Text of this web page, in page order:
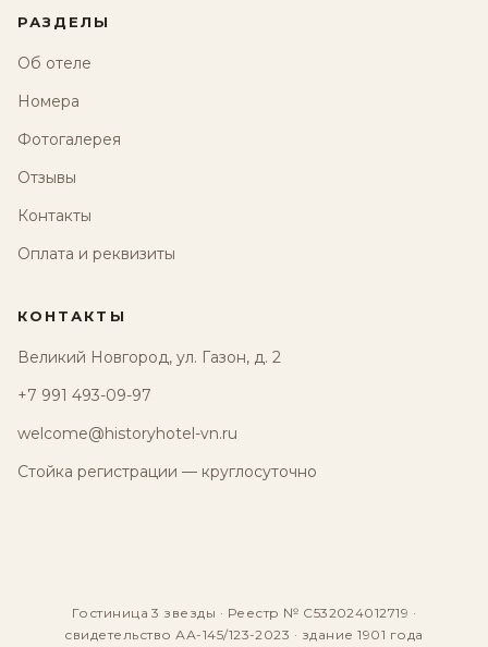
РАЗДЕЛЫ
Об отеле
Номера
Фотогалерея
Отзывы
Контакты
Оплата и реквизиты
КОНТАКТЫ
Великий Новгород, ул. Газон, д. 2
+7 991 493-09-97
welcome@historyhotel-vn.ru
Стойка регистрации — круглосуточно
Гостиница 3 звезды · Реестр № С532024012719 ·
свидетельство АА-145/123-2023 · здание 1901 года